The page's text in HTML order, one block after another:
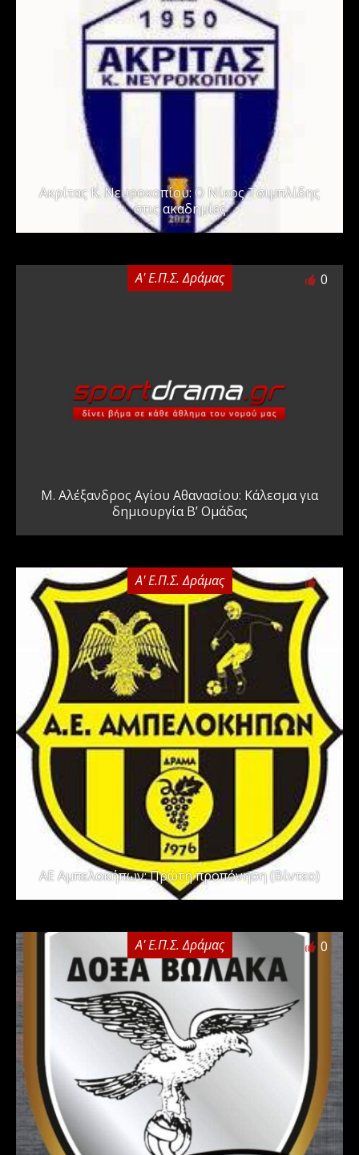
Ακρίτας Κ. Νευροκοπίου: Ο Νίκος Τσιμπλίδης
στις ακαδημίες
Α' Ε.Π.Σ. Δράμας 0
Μ. Αλέξανδρος Αγίου Αθανασίου: Κάλεσμα για
δημιουργία Β’ Ομάδας
Α' Ε.Π.Σ. Δράμας 0
ΑΕ Αμπελοκήπων: Πρώτη προπόνηση (Βίντεο)
Α' Ε.Π.Σ. Δράμας 0